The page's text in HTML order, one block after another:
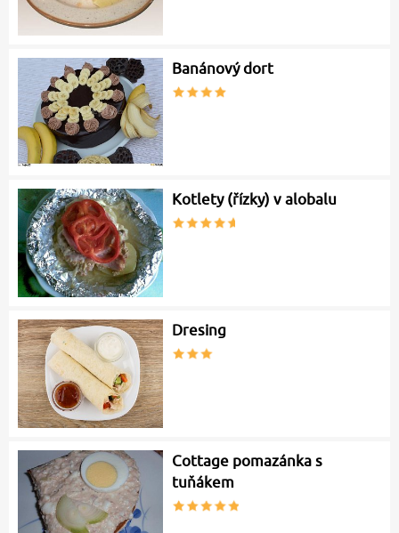
Banánový dort
Kotlety (řízky) v alobalu
Dresing
Cottage pomazánka s
tuňákem